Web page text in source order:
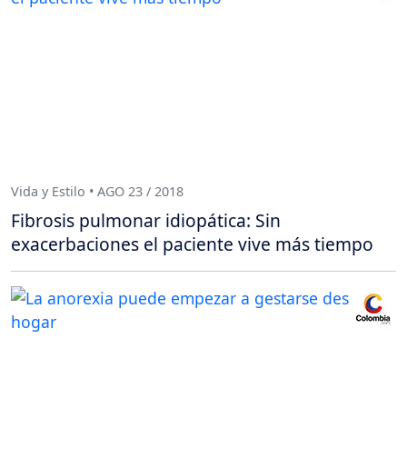
Vida y Estilo • AGO 23 / 2018
Fibrosis pulmonar idiopática: Sin
exacerbaciones el paciente vive más tiempo